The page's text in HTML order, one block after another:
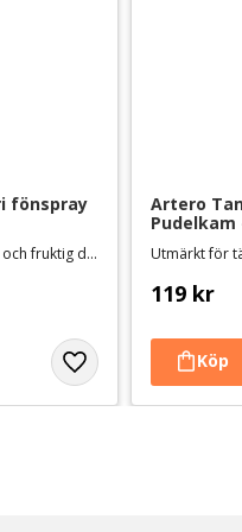
fönspray
Halverar torktiden efter bad - Mjuk och fruktig doft
Artero
Pudelkam
Utmärkt för
119 kr